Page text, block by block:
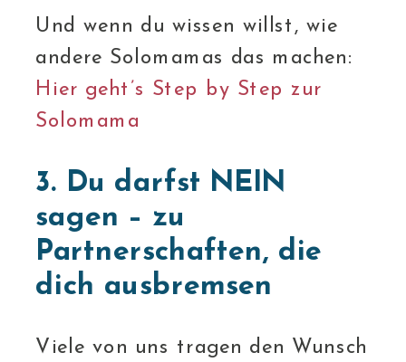
Und wenn du wissen willst, wie
andere Solomamas das machen:
Hier geht’s Step by Step zur
Solomama
3. Du darfst NEIN
sagen – zu
Partnerschaften, die
dich ausbremsen
Viele von uns tragen den Wunsch